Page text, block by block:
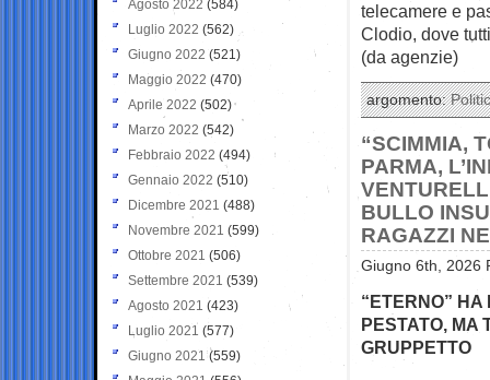
telecamere e
Clodio, dove
(da agenzie)
argomento:
“SCIMMIA,
PARMA,
BULLO
RAGAZZI
Giugno 6th, 2026
“ETERNO” HA
PESTATO, MA
GRUPPETTO
Agosto 2022 (584)
Luglio 2022 (562)
Giugno 2022 (521)
Maggio 2022 (470)
Aprile 2022 (502)
Marzo 2022 (542)
Febbraio 2022 (494)
Gennaio 2022 (510)
Dicembre 2021 (488)
Novembre 2021 (599)
Ottobre 2021 (506)
Settembre 2021 (539)
Agosto 2021 (423)
Luglio 2021 (577)
Giugno 2021(559)